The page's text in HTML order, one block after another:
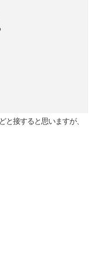
接すると思いますが、